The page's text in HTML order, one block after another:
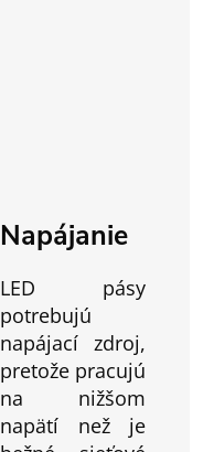
Napájanie
LED pásy
potrebujú
napájací zdroj,
pretože pracujú
na nižšom
napätí než je